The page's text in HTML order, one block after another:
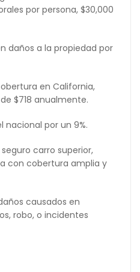
por persona, $30,000
daños a la propiedad por
en California,
$718 anualmente.
nacional por un 9%.
carro superior,
con cobertura amplia y
causados en
robo, o incidentes